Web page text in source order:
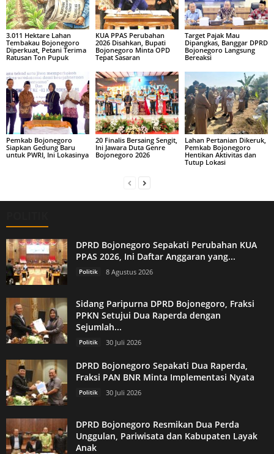
3.011 Hektare Lahan
Tembakau Bojonegoro
Diperkuat, Petani Terima
Ratusan Ton Pupuk
KUA PPAS Perubahan
2026 Disahkan, Bupati
Bojonegoro Minta OPD
Tepat Sasaran
Target Pajak Mau
Dipangkas, Banggar DPRD
Bojonegoro Langsung
Bereaksi
Pemkab Bojonegoro
Siapkan Gedung Baru
untuk PWRI, Ini Lokasinya
20 Finalis Bersaing Sengit,
Ini Jawara Duta Genre
Bojonegoro 2026
Lahan Pertanian Dikeruk,
Pemkab Bojonegoro
Hentikan Aktivitas dan
Tutup Lokasi
DPRD Bojonegoro Sepakati Perubahan KUA
PPAS 2026, Ini Daftar Anggaran yang...
Politik 8 Agustus 2026
Sidang Paripurna DPRD Bojonegoro, Fraksi
PPKN Setujui Dua Raperda dengan
Sejumlah...
Politik 30 Juli 2026
DPRD Bojonegoro Sepakati Dua Raperda,
Fraksi PAN BNR Minta Implementasi Nyata
Politik 30 Juli 2026
DPRD Bojonegoro Resmikan Dua Perda
Unggulan, Pariwisata dan Kabupaten Layak
Anak